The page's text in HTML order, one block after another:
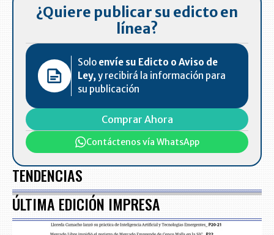
¿Quiere publicar su edicto en
línea?
Solo envíe su Edicto o Aviso de
Ley,y recibirá la información para
su publicación
Comprar Ahora
Contáctenos vía WhatsApp
TENDENCIAS
ÚLTIMA EDICIÓN IMPRESA